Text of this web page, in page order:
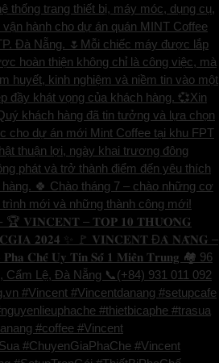
thống trang thiết bị, máy móc, dụng cụ,
hành cho dự án quán MINT Coffee
Đà Nẵng. 🌷Mỗi chiếc máy được lắp
hoàn thiện không chỉ là công việc, mà
huyết, kinh nghiệm và niềm tin vào một
đầy khát vọng của khách hàng. 💞Xin
khách hàng đã tin tưởng và lựa chọn
dự án mới Mint Coffee tại khu FPT
thuận lợi, ngày khai trương đông
phát và trở thành điểm đến yêu thích
🍀 Chào tháng 7 – chào những cơ
mới và những thành công mới!
– 𝐓𝐎𝐏 𝟏𝟎 𝐓𝐇𝐔̛𝐎̛𝐍𝐆
𝟐𝟎𝟐𝟒 ✨ 🚩 𝐕𝐈𝐍𝐂𝐄𝐍𝐓 Đ𝐀̀ 𝐍𝐀̆̃𝐍𝐆 –
𝐂𝐡𝐞̂́ 𝐔𝐲 𝐓𝐢́𝐧 𝐒𝐨̂́ 𝟏 𝐌𝐢𝐞̂̀𝐧 𝐓𝐫𝐮𝐧𝐠 🏘️ 96
Cẩm Lệ, Đà Nẵng 📞(+84) 931 011 092
#Vincent #Vincentdanang #setupcafe
#thietbicaphe #trasua
#coffee #Vincent
#ChuyenGiaPhaChe #Vincent